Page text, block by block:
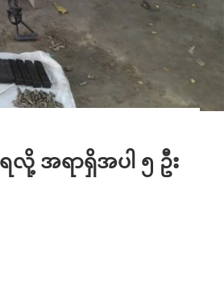
အရာရှိအပါ ၅ ဦး